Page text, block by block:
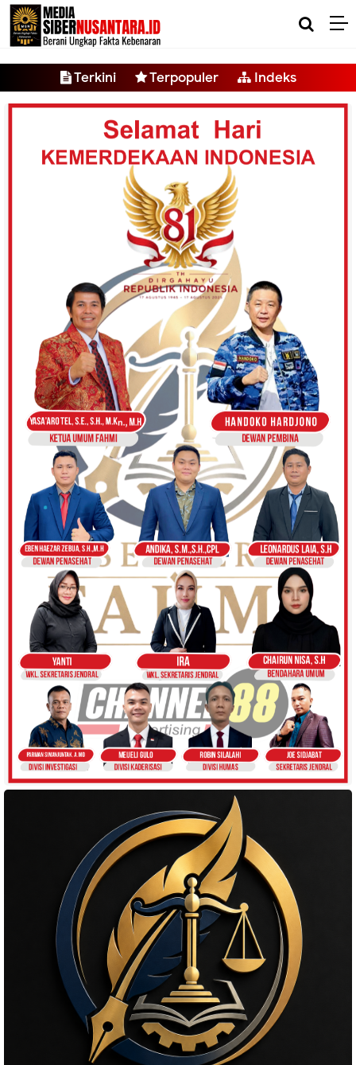
-->
Terkini Terpopuler Indeks